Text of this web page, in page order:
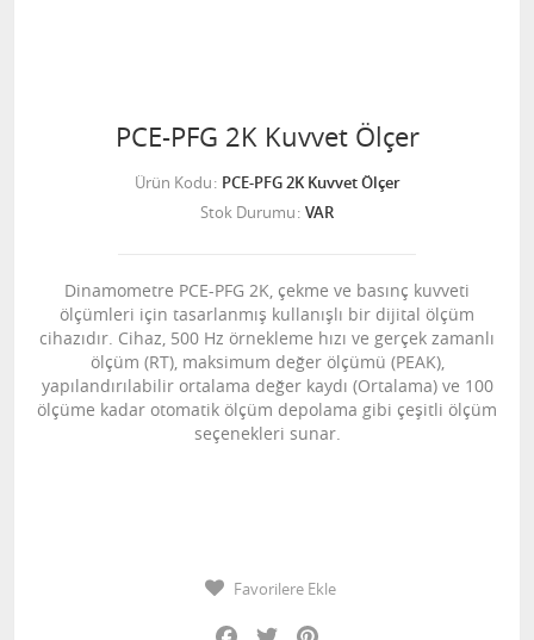
PCE-PFG 2K Kuvvet Ölçer
Ürün Kodu PCE-PFG 2K Kuvvet Ölçer
Stok Durumu VAR
Dinamometre PCE-PFG 2K, çekme ve basınç kuvveti
ölçümleri için tasarlanmış kullanışlı bir dijital ölçüm
cihazıdır. Cihaz, 500 Hz örnekleme hızı ve gerçek zamanlı
ölçüm (RT), maksimum değer ölçümü (PEAK),
yapılandırılabilir ortalama değer kaydı (Ortalama) ve 100
ölçüme kadar otomatik ölçüm depolama gibi çeşitli ölçüm
seçenekleri sunar.
Favorilere Ekle
Facebook
Twitter